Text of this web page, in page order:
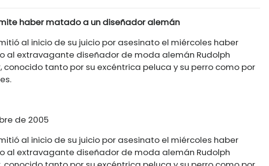
haber matado a un diseñador alemán
al inicio de su juicio por asesinato el miércoles haber
al extravagante diseñador de moda alemán Rudolph
conocido tanto por su excéntrica peluca y su perro como por
de 2005
al inicio de su juicio por asesinato el miércoles haber
al extravagante diseñador de moda alemán Rudolph